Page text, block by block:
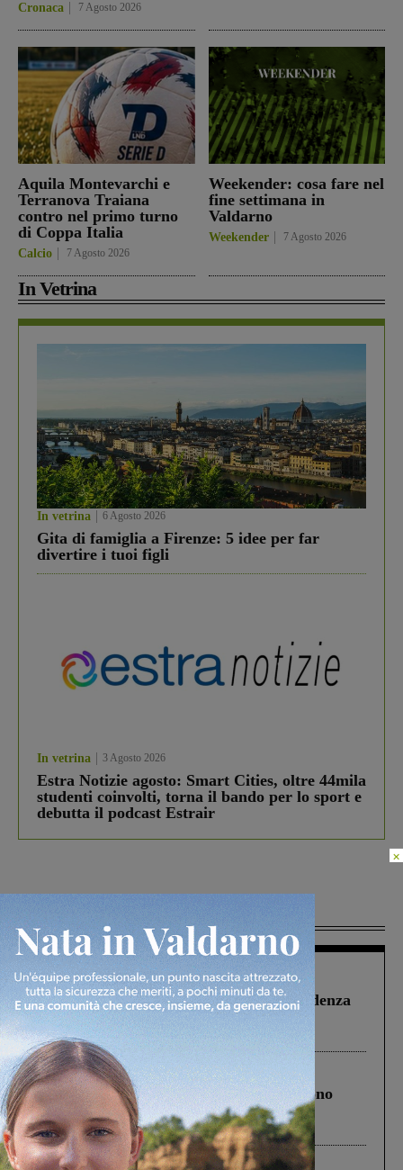
Cronaca 7 Agosto 2026
Aquila Montevarchi e
Terranova Traiana
contro nel primo turno
di Coppa Italia
Calcio 7 Agosto 2026
Weekender: cosa fare nel
fine settimana in
Valdarno
Weekender 7 Agosto 2026
In Vetrina
In vetrina 6 Agosto 2026
Gita di famiglia a Firenze: 5 idee per far
divertire i tuoi figli
In vetrina 3 Agosto 2026
Estra Notizie agosto: Smart Cities, oltre 44mila
studenti coinvolti, torna il bando per lo sport e
debutta il podcast Estrair
Più lette
Figline Incisa Valdarno 1 Agosto 2026
Piscina di Figline finanziata oltre la scadenza
Pnrr, il gruppo di Fratelli d’Italia: “Un
ringraziamento al Governo”
Cronaca 4 Agosto 2026
Un anno fa la strage in A1 in cui morirono
Gianni, Giulia e Franco. Lo schianto, il
processo, lo stop ai sorpassi fra tir....
Cronaca 3 Agosto 2026
×